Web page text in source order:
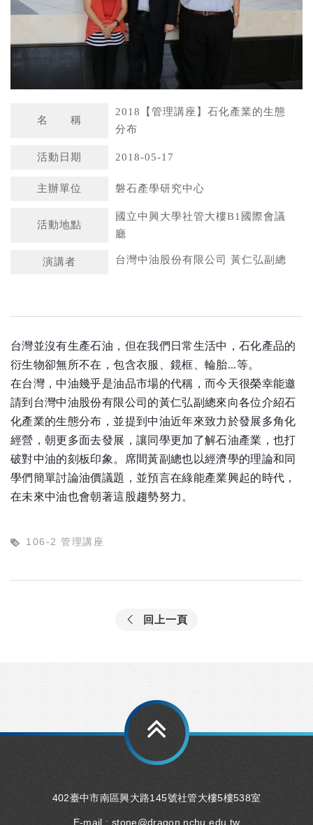
p
b
名 稱
2018【管理講座】石化產業的生態
分布
活動日期 2018-05-17
主辦單位 磐石產學研究中心
活動地點
國立中興大學社管大樓B1國際會議
廳
演講者 台灣中油股份有限公司 黃仁弘副總
台灣並沒有生產石油，但在我們日常生活中，石化產品的
衍生物卻無所不在，包含衣服、鏡框、輪胎...等。
在台灣，中油幾乎是油品市場的代稱，而今天很榮幸能邀
請到台灣中油股份有限公司的黃仁弘副總來向各位介紹石
化產業的生態分布，並提到中油近年來致力於發展多角化
經營，朝更多面去發展，讓同學更加了解石油產業，也打
破對中油的刻板印象。席間黃副總也以經濟學的理論和同
學們簡單討論油價議題，並預言在綠能產業興起的時代，
在未來中油也會朝著這股趨勢努力。
106-2 管理講座
回上一頁
402臺中市南區興大路145號社管大樓5樓538室
E-mail : stone@dragon.nchu.edu.tw